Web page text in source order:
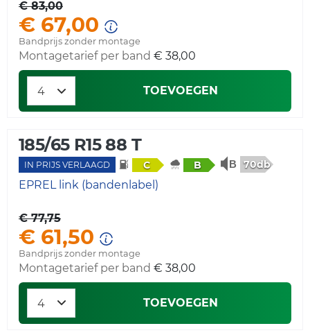
€ 83,00
€ 67,00
Bandprijs zonder montage
Montagetarief per band € 38,00
TOEVOEGEN
185/65 R15 88 T
IN PRIJS VERLAAGD C B 70db
EPREL link (bandenlabel)
€ 77,75
€ 61,50
Bandprijs zonder montage
Montagetarief per band € 38,00
TOEVOEGEN